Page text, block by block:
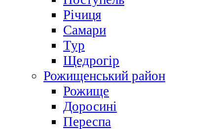
Річиця
Самари
Тур
Щедрогір
Рожищенський район
Рожище
Доросині
Переспа